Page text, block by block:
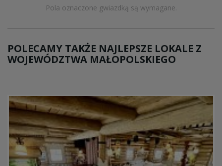
Pola oznaczone gwiazdką są wymagane.
POLECAMY TAKŻE NAJLEPSZE LOKALE Z
WOJEWÓDZTWA MAŁOPOLSKIEGO